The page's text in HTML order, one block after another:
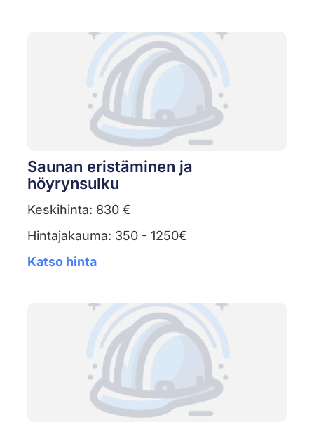
Saunan eristäminen ja
höyrynsulku
Keskihinta: 830 €
Hintajakauma: 350 - 1250€
Katso hinta